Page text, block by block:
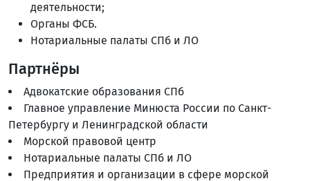
деятельности;
Органы ФСБ.
Нотариальные палаты СПб и ЛО
Партнёры
Адвокатские образования СПб
Главное управление Минюста России по Санкт-
Петербургу и Ленинградской области
Морской правовой центр
Нотариальные палаты СПб и ЛО
Предприятия и организации в сфере морской